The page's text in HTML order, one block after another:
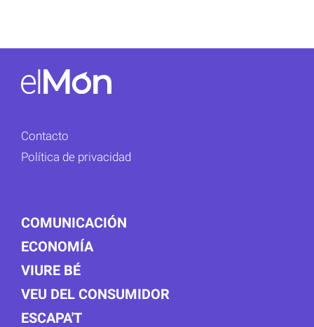
Contacto
Política de privacidad
COMUNICACIÓN
ECONOMÍA
VIURE BÉ
VEU DEL CONSUMIDOR
ESCAPA'T